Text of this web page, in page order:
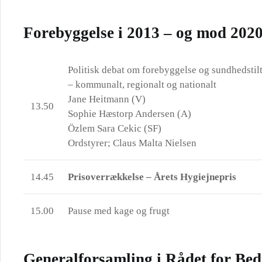
Forebyggelse i 2013 – og mod 2020
13.50
Politisk debat om forebyggelse og
– kommunalt, regionalt og nationalt
Jane Heitmann (V)
Sophie Hæstorp Andersen (A)
Özlem Sara Cekic (SF)
Ordstyrer; Claus Malta Nielsen
14.45 Prisoverrækkelse – Årets Hygiejnepris
15.00 Pause med kage og frugt